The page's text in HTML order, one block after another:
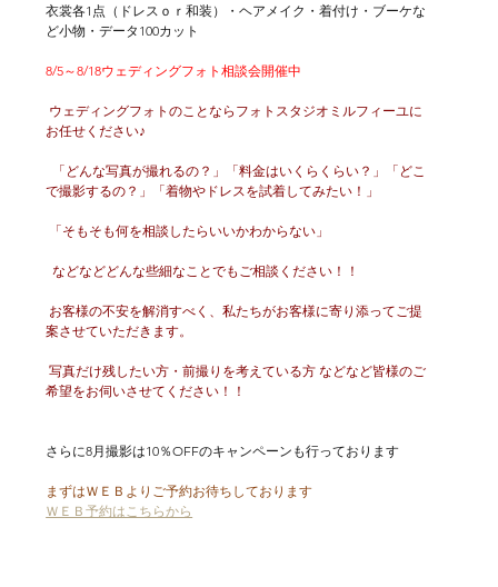
衣裳各1点（ドレスｏｒ和装）・ヘアメイク・着付け・ブーケな
ど小物・データ100カット
8/5～8/18ウェディングフォト相談会開催中
ウェディングフォトのことならフォトスタジオミルフィーユに
お任せください♪
「どんな写真が撮れるの？」「料金はいくらくらい？」「どこ
で撮影するの？」「着物やドレスを試着してみたい！」
「そもそも何を相談したらいいかわからない」
などなどどんな些細なことでもご相談ください！！
お客様の不安を解消すべく、私たちがお客様に寄り添ってご提
案させていただきます。
写真だけ残したい方・前撮りを考えている方 などなど皆様のご
希望をお伺いさせてください！！
さらに8月撮影は10％OFFのキャンペーンも行っております
まずはＷＥＢよりご予約お待ちしております
ＷＥＢ予約はこちらから